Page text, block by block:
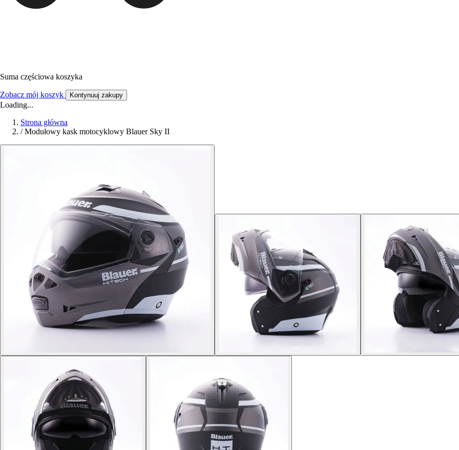
Suma częściowa koszyka
Zobacz mój koszyk Kontynuuj zakupy
Loading...
Strona główna
/ Modułowy kask motocyklowy Blauer Sky II